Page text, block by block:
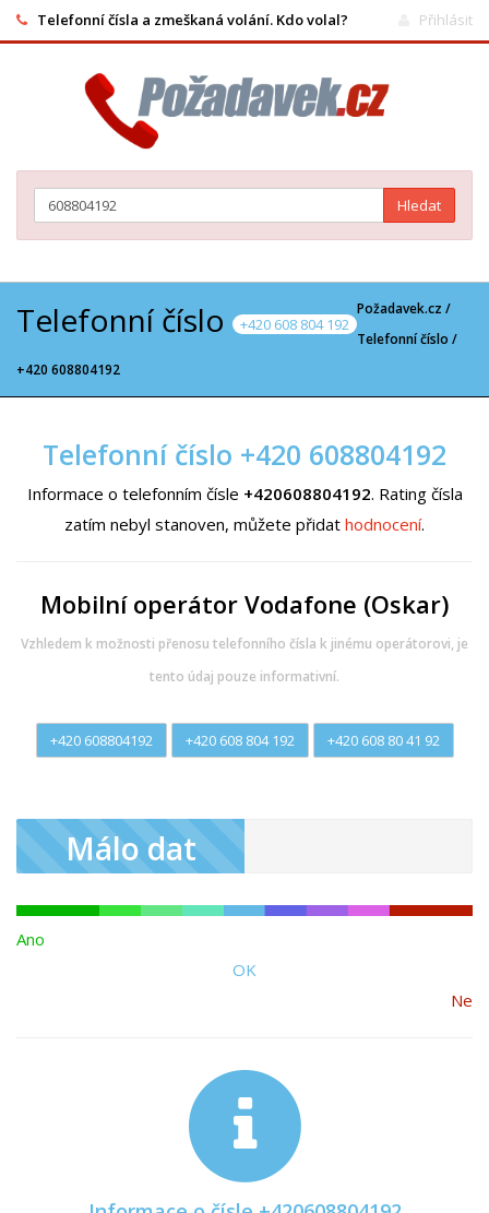
Telefonní čísla a zmeškaná volání. Kdo volal? Přihlásit
Hledat
Telefonní číslo +420 608 804 192
Požadavek.cz /
Telefonní číslo /
+420 608804192
Telefonní číslo +420 608804192
Informace o telefonním čísle +420608804192. Rating čísla
zatím nebyl stanoven, můžete přidat hodnocení.
Mobilní operátor Vodafone (Oskar)
Vzhledem k možnosti přenosu telefonního čísla k jinému operátorovi, je
tento údaj pouze informativní.
+420 608804192 +420 608 804 192 +420 608 80 41 92
Málo dat
Ano
OK
Ne